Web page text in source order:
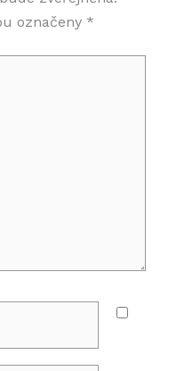
označeny *